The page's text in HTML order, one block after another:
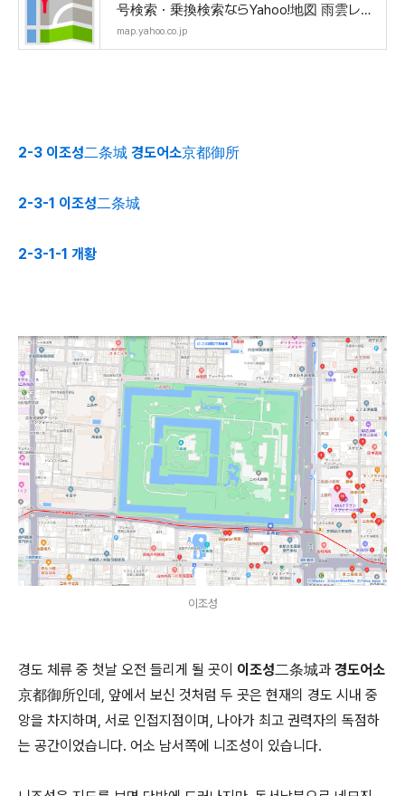
号検索・乗換検索ならYahoo!地図 雨雲レー
ダー機能も搭
map.yahoo.co.jp
2-3 이조성二条城 경도어소京都御所
2-3-1 이조성二条城
2-3-1-1 개황
이조성
경도 체류 중 첫날 오전 들리게 될 곳이 이조성二条城과 경도어소
京都御所인데, 앞에서 보신 것처럼 두 곳은 현재의 경도 시내 중
앙을 차지하며, 서로 인접지점이며, 나아가 최고 권력자의 독점하
는 공간이었습니다. 어소 남서쪽에 니조성이 있습니다.